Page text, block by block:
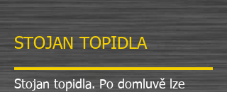
Stojan topidla. Po domluvě lze
STOJAN TOPIDLA